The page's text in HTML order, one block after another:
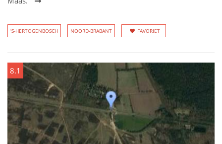
'S-HERTOGENBOSCH NOORD-BRABANT FAVORIET
8.1